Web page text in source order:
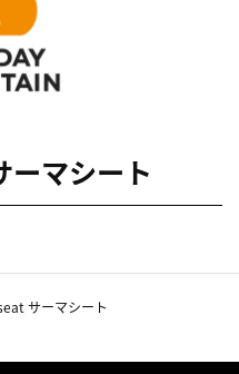
マシート
サーマシート